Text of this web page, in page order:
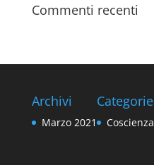
Commenti recenti
Archivi
Marzo 2021
Categorie
Coscienza